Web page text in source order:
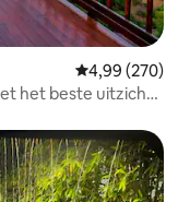
Gemiddelde
4,99 (270)
het beste uitzicht